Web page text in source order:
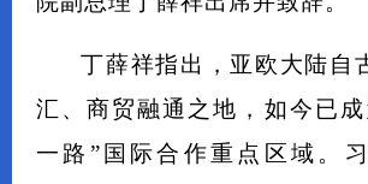
丁薛祥指出，亚欧大陆自
汇、商贸融通之地，如今已
一路”国际合作重点区域。